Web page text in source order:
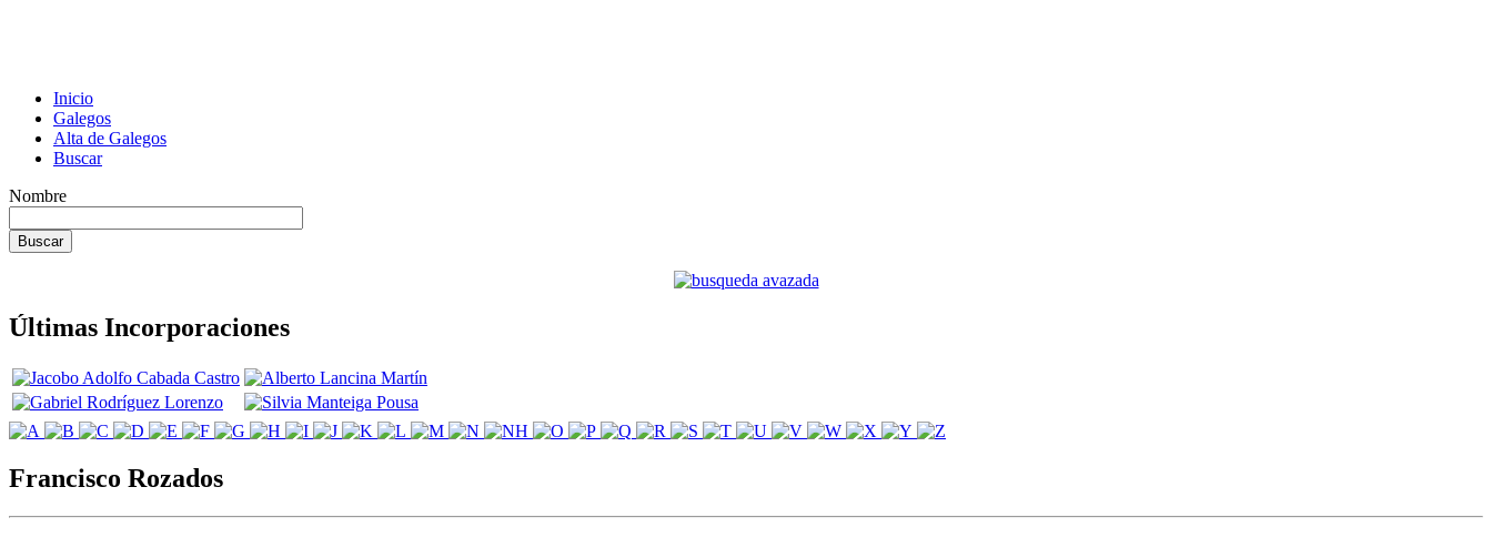
Inicio
Galegos
Alta de Galegos
Buscar
Nombre
Últimas Incorporaciones
Francisco Rozados